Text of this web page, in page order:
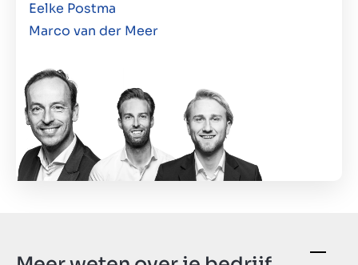
Eelke Postma
Marco van der Meer